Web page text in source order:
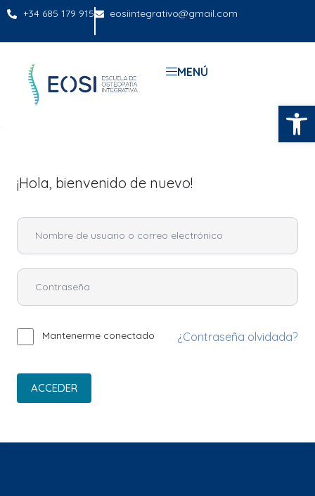
+34 685 179 915 eosiintegrativo@gmail.com
MENÚ
¡Hola, bienvenido de nuevo!
Mantenerme conectado ¿Contraseña olvidada?
ACCEDER